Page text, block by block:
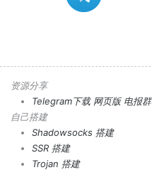
资源分享
Telegram下载 网页版 电报群
自己搭建
Shadowsocks 搭建
SSR 搭建
Trojan 搭建